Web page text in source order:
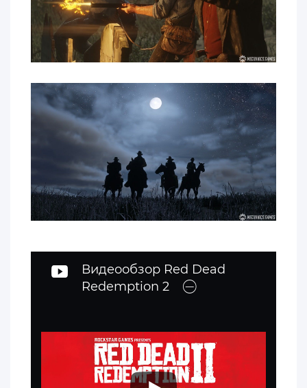
Видеообзор Red Dead
Redemption 2